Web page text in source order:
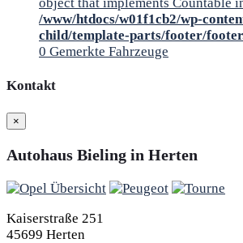
/www/htdocs/w01f1cb2/wp-
child/template-parts/footer/
0 Gemerkte Fahrzeuge
Kontakt
×
Autohaus Bieling in Herten
Kaiserstraße 251
45699 Herten